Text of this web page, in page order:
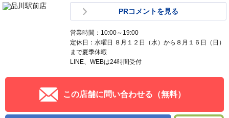
PRコメントを見る
営業時間：10:00～19:00
定休日：水曜日 ８月１２日（水）から８月１６日（日）
まで夏季休暇
LINE、WEBは24時間受付
この店舗に問い合わせる（無料）